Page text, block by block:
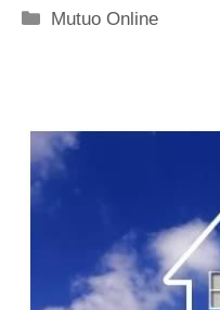
Categorie
Mutuo Online